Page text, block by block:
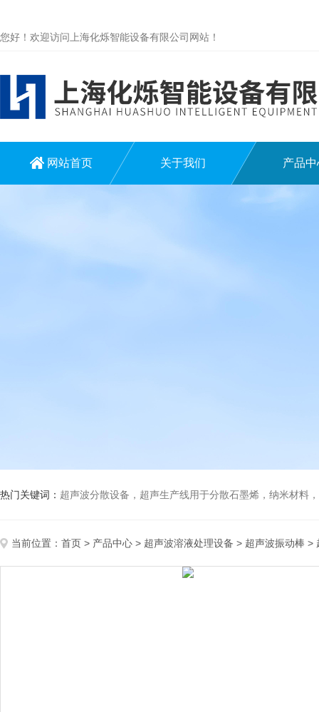
您好！欢迎访问上海化烁智能设备有限公司网站！
网站首页 关于我们 产品中
热门关键词： 超声波分散设备，超声生产线用于分散石墨烯，纳米材料，高分子材
当前位置： 首页 > 产品中心 > 超声波溶液处理设备 > 超声波振动棒 >